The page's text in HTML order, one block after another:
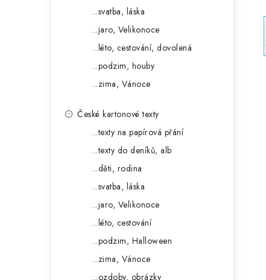
...svatba, láska
...jaro, Velikonoce
...léto, cestování, dovolená
...podzim, houby
...zima, Vánoce
České kartonové texty
...texty na papírová přání
...texty do deníků, alb
...děti, rodina
...svatba, láska
...jaro, Velikonoce
...léto, cestování
...podzim, Halloween
...zima, Vánoce
...ozdoby, obrázky